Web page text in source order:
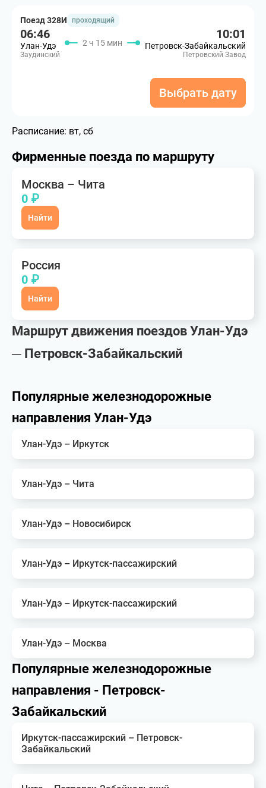
Поезд 328И проходящий
06:46
Улан-Удэ
Заудинский
2 ч 15 мин
10:01
Петровск-Забайкальский
Петровский Завод
Выбрать дату
Расписание: вт, сб
Фирменные поезда по маршруту
Москва – Чита
0 ₽
Найти
Россия
0 ₽
Найти
Маршрут движения поездов Улан-Удэ
─ Петровск-Забайкальский
Популярные железнодорожные
направления Улан-Удэ
Улан-Удэ – Иркутск
Улан-Удэ – Чита
Улан-Удэ – Новосибирск
Улан-Удэ – Иркутск-пассажирский
Улан-Удэ – Иркутск-пассажирский
Улан-Удэ – Москва
Популярные железнодорожные
направления - Петровск-
Забайкальский
Иркутск-пассажирский – Петровск-
Забайкальский